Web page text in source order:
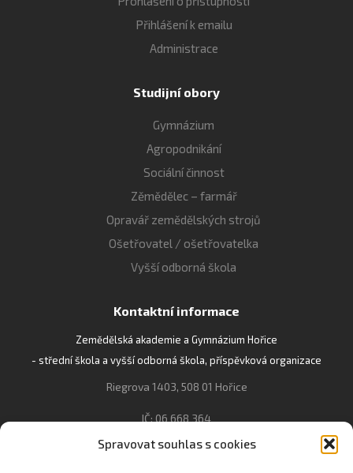
Spravovat souhlas s cookies
Přihlášení k emailu
Administrace
Studijní obory
Gymnázium
Agropodnikání
Sociální činnost
Zěmědělec – farmář
Opravář zemědělských strojů
Ošetřovatel / ošetřovatelka
Vyšší odborná škola
Kontaktní informace
Zemědělská akademie a Gymnázium Hořice
- střední škola a vyšší odborná škola, příspěvková organizace
Riegrova 1403, 508 01 Hořice
IČ: 06 668 364
493 623 021, 493 623 022